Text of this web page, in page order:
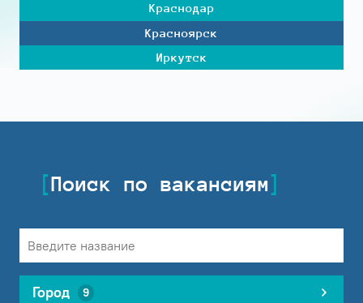
Краснодар
Красноярск
Иркутск
Поиск по вакансиям
Город 9